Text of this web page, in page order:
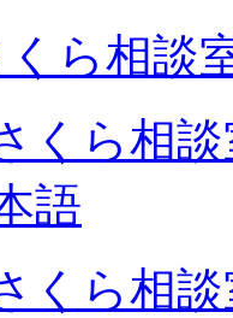
ら相談
くら相
語
くら相